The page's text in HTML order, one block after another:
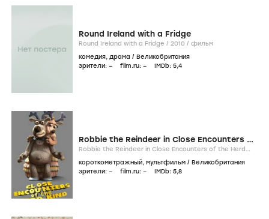
Round Ireland with a Fridge
Round Ireland with a Fridge / 2010 / фильм
комедия, драма / Великобритания
зрители: – film.ru: – IMDb: 5,4
Robbie the Reindeer in Close Encounters of
the Herd Kind
Robbie the Reindeer in Close Encounters of the Herd
короткометражный, мультфильм / Великобритания
зрители: – film.ru: – IMDb: 5,8